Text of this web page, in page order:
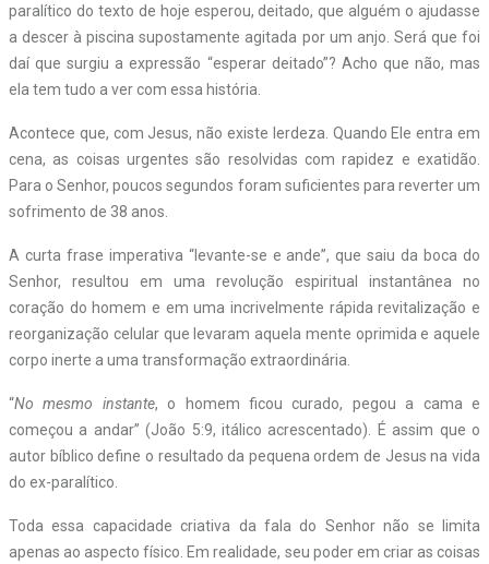
paralítico do texto de hoje esperou, deitado, que alguém o ajudasse
a descer à piscina supostamente agitada por um anjo. Será que foi
daí que surgiu a expressão “esperar deitado”? Acho que não, mas
ela tem tudo a ver com essa história.
Acontece que, com Jesus, não existe lerdeza. Quando Ele entra em
cena, as coisas urgentes são resolvidas com rapidez e exatidão.
Para o Senhor, poucos segundos foram suficientes para reverter um
sofrimento de 38 anos.
A curta frase imperativa “levante-se e ande”, que saiu da boca do
Senhor, resultou em uma revolução espiritual instantânea no
coração do homem e em uma incrivelmente rápida revitalização e
reorganização celular que levaram aquela mente oprimida e aquele
corpo inerte a uma transformação extraordinária.
“No mesmo instante, o homem ficou curado, pegou a cama e
começou a andar” (João 5:9, itálico acrescentado). É assim que o
autor bíblico define o resultado da pequena ordem de Jesus na vida
do ex-paralítico.
Toda essa capacidade criativa da fala do Senhor não se limita
apenas ao aspecto físico. Em realidade, seu poder em criar as coisas